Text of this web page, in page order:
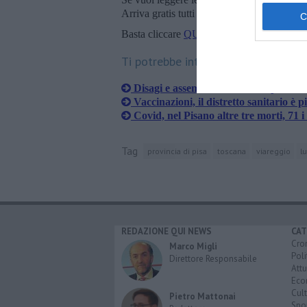
Arriva gratis tutti i giorni alle 20:00
Basta cliccare QUI
Ti potrebbe interessare anche:
Disagi e assembramenti, il Cup 2.0 è
Vaccinazioni, il distretto sanitario è
Covid, nel Pisano altre tre morti, 71 i
Tag provincia di pisa toscana viareggio
REDAZIONE QUI NEWS
Marco Migli
Direttore Responsabile
Pietro Mattonai